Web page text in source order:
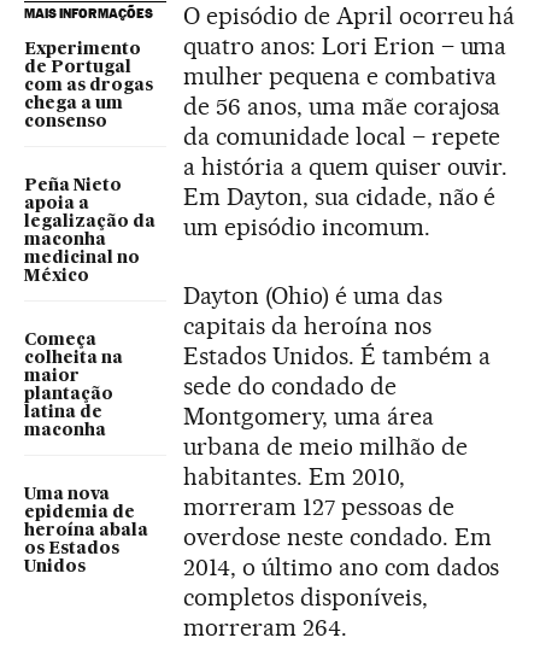
MAIS INFORMAÇÕES
Experimento
de Portugal
com as drogas
chega a um
consenso
Peña Nieto
apoia a
legalização da
maconha
medicinal no
México
Começa
colheita na
maior
plantação
latina de
maconha
Uma nova
epidemia de
heroína abala
os Estados
Unidos
O episódio de April ocorreu há
quatro anos: Lori Erion – uma
mulher pequena e combativa
de 56 anos, uma mãe corajosa
da comunidade local – repete
a história a quem quiser ouvir.
Em Dayton, sua cidade, não é
um episódio incomum.
Dayton (Ohio) é uma das
capitais da heroína nos
Estados Unidos. É também a
sede do condado de
Montgomery, uma área
urbana de meio milhão de
habitantes. Em 2010,
morreram 127 pessoas de
overdose neste condado. Em
2014, o último ano com dados
completos disponíveis,
morreram 264.